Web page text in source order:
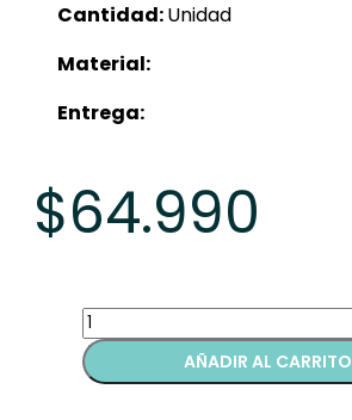
Cantidad:Unidad
Material:
Entrega:
$64.990
Termos
quantity
AÑADIR AL CARRITO